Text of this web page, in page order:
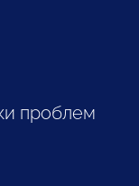
проблем